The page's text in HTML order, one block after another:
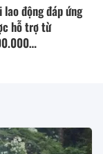
lao động đáp ứng
hỗ trợ từ